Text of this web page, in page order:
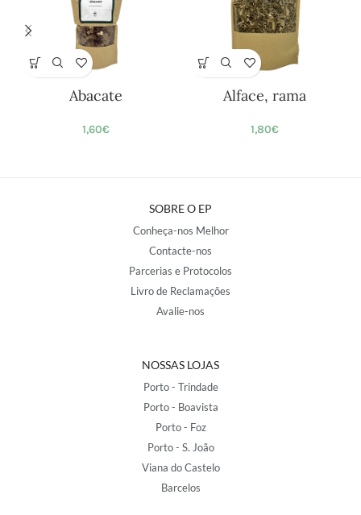
Abacate
1,60€
Alface, rama
1,80€
SOBRE O EP
Conheça-nos Melhor
Contacte-nos
Parcerias e Protocolos
Livro de Reclamações
Avalie-nos
NOSSAS LOJAS
Porto - Trindade
Porto - Boavista
Porto - Foz
Porto - S. João
Viana do Castelo
Barcelos